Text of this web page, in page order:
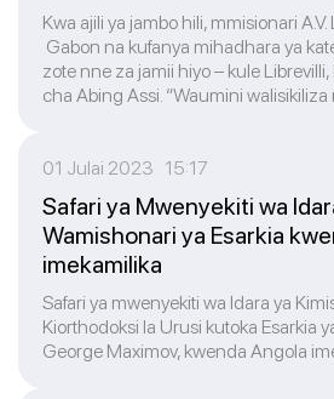
Kwa ajili ya jambo hili, mmisionari
Gabon na kufanya mihadhara ya
zote nne za jamii hiyo – kule
cha Abing Assi. “Waumini
01 Julai 2023 15:17
Safari ya Mwenyekiti wa
Wamishonari ya Esarkia
imekamilika
Safari ya mwenyekiti wa Idara ya
Kiorthodoksi la Urusi kutoka Esarkia
George Maximov, kwenda Angola